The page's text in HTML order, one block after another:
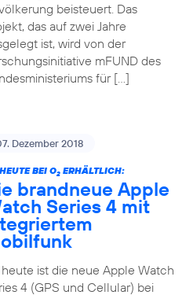
beisteuert. Das
das auf zwei Jahre
ist, wird von der
mFUND des
für […]
Dezember 2018
BEI O2ERHÄLTLICH:
brandneue Apple
Series 4 mit
ist die neue Apple Watch
4 (GPS und Cellular) bei